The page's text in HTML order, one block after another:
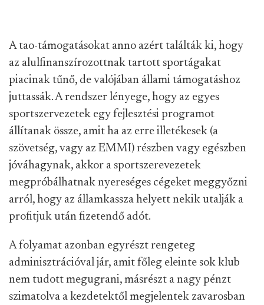
A tao-támogatásokat anno azért találták ki, hogy
az alulfinanszírozottnak tartott sportágakat
piacinak tűnő, de valójában állami támogatáshoz
juttassák. A rendszer lényege, hogy az egyes
sportszervezetek egy fejlesztési programot
állítanak össze, amit ha az erre illetékesek (a
szövetség, vagy az EMMI) részben vagy egészben
jóváhagynak, akkor a sportszerevezetek
megpróbálhatnak nyereséges cégeket meggyőzni
arról, hogy az államkassza helyett nekik utalják a
profitjuk után fizetendő adót.
A folyamat azonban egyrészt rengeteg
adminisztrációval jár, amit főleg eleinte sok klub
nem tudott megugrani, másrészt a nagy pénzt
szimatolva a kezdetektől megjelentek zavarosban